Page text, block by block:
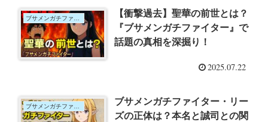
【衝撃過去】聖華の前世とは？
『ブサメンガチファイター』で
話題の真相を深掘り！
2025.07.22
ブサメンガチファイター
ブサメンガチファイター・リー
ズの正体は？本名と誠司との関